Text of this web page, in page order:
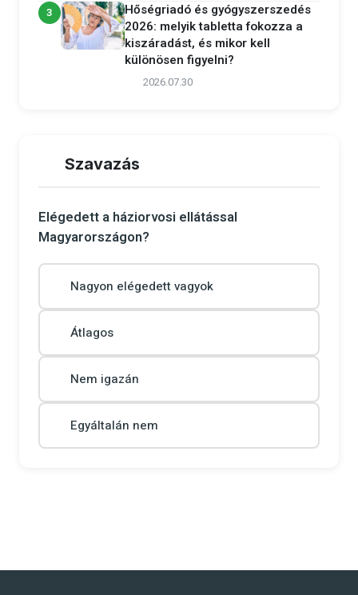
3
Hőségriadó és gyógyszerszedés
2026: melyik tabletta fokozza a
kiszáradást, és mikor kell
különösen figyelni?
2026.07.30
Szavazás
Elégedett a háziorvosi ellátással
Magyarországon?
Nagyon elégedett vagyok
Átlagos
Nem igazán
Egyáltalán nem